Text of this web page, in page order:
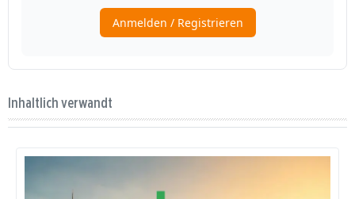
Inhaltlich verwandt